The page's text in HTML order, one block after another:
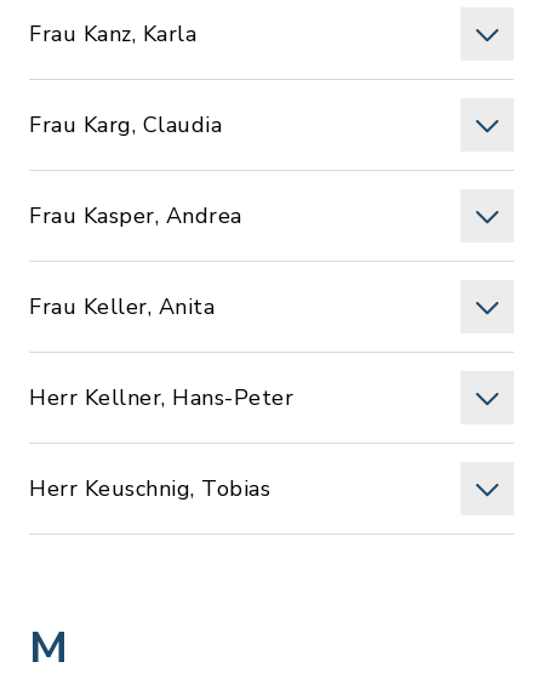
Frau Kanz, Karla
Frau Karg, Claudia
Frau Kasper, Andrea
Frau Keller, Anita
Herr Kellner, Hans-Peter
Herr Keuschnig, Tobias
M